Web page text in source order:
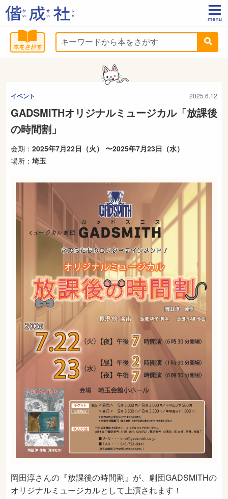
イベント 2025.6.12
GADSMITHオリジナルミュージカル「放課後
の時間割」
会期： 2025年7月22日（火） 〜2025年7月23日（水）
場所： 埼玉
岡田淳さんの『放課後の時間割』が、劇団GADSMITHの
オリジナルミュージカルとして上演されます！